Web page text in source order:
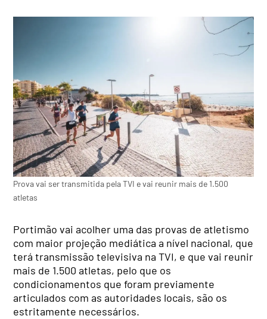
Prova vai ser transmitida pela TVI e vai reunir mais de 1.500
atletas
Portimão vai acolher uma das provas de atletismo
com maior projeção mediática a nível nacional, que
terá transmissão televisiva na TVI, e que vai reunir
mais de 1.500 atletas, pelo que os
condicionamentos que foram previamente
articulados com as autoridades locais, são os
estritamente necessários.